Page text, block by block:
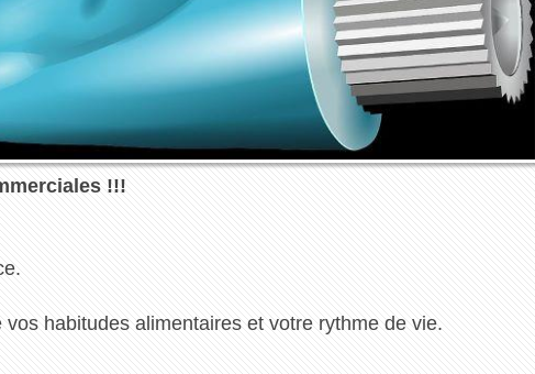
!!!
habitudes alimentaires et votre rythme de vie.